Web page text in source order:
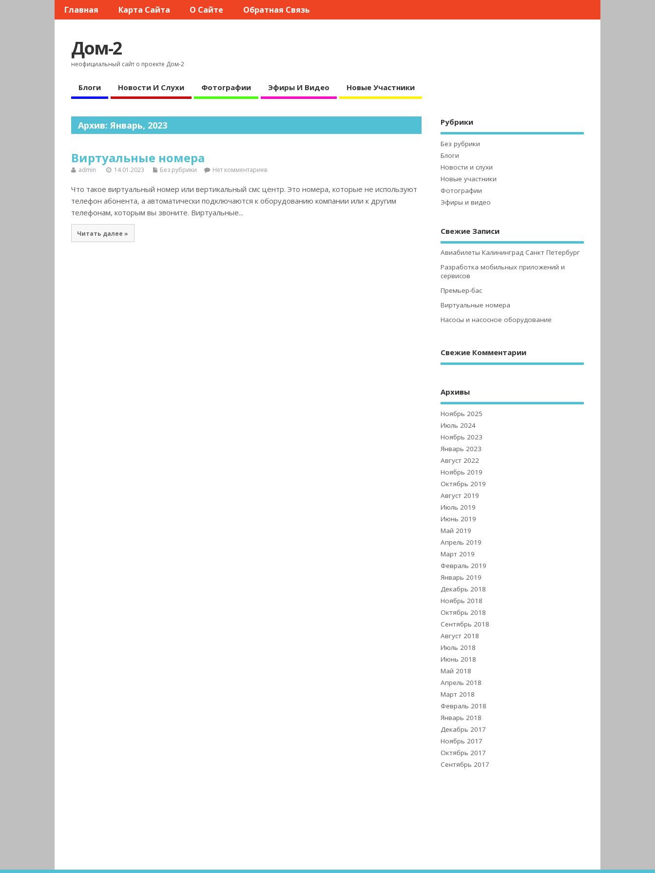
Главная Карта Сайта О Сайте Обратная Связь
Дом-2
неофициальный сайт о проекте Дом-2
Блоги Новости И Слухи Фотографии Эфиры И Видео Новые Участники
Архив: Январь, 2023
Виртуальные номера
admin 14.01.2023 Без рубрики Нет комментариев
Что такое виртуальный номер или вертикальный смс центр. Это номера, которые не используют
телефон абонента, а автоматически подключаются к оборудованию компании или к другим
телефонам, которым вы звоните. Виртуальные...
Читать далее »
Рубрики
Без рубрики
Блоги
Новости и слухи
Новые участники
Фотографии
Эфиры и видео
Свежие Записи
Авиабилеты Калининград Санкт Петербург
Разработка мобильных приложений и
сервисов
Премьер-бас
Виртуальные номера
Насосы и насосное оборудование
Свежие Комментарии
Архивы
Ноябрь 2025
Июль 2024
Ноябрь 2023
Январь 2023
Август 2022
Ноябрь 2019
Октябрь 2019
Август 2019
Июль 2019
Июнь 2019
Май 2019
Апрель 2019
Март 2019
Февраль 2019
Январь 2019
Декабрь 2018
Ноябрь 2018
Октябрь 2018
Сентябрь 2018
Август 2018
Июль 2018
Июнь 2018
Май 2018
Апрель 2018
Март 2018
Февраль 2018
Январь 2018
Декабрь 2017
Ноябрь 2017
Октябрь 2017
Сентябрь 2017